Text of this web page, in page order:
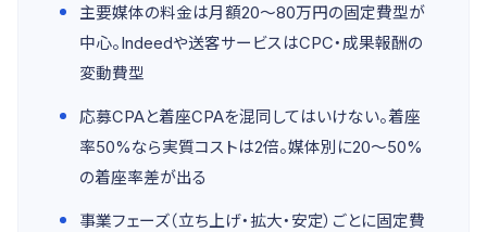
主要媒体の料金は月額20〜80万円の固定費型が
中心。Indeedや送客サービスはCPC・成果報酬の
変動費型
応募CPAと着座CPAを混同してはいけない。着座
率50%なら実質コストは2倍。媒体別に20〜50%
の着座率差が出る
事業フェーズ（立ち上げ・拡大・安定）ごとに固定費